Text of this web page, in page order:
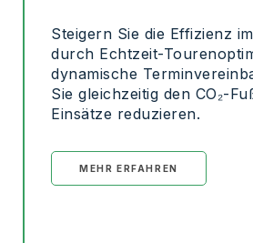
Steigern Sie die Effizienz im
durch Echtzeit-
dynamische
Sie gleichzeitig den CO₂-
Einsätze reduzieren.
MEHR ERFAHREN